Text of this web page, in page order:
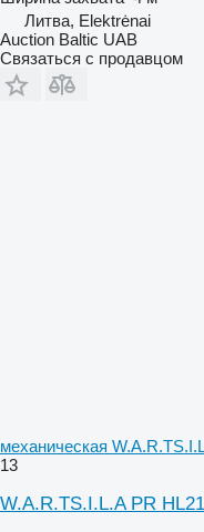
Литва, Elektrėnai
Auction Baltic UAB
Связаться с продавцом
механическая
13
W.A.R.TS.I.L.A PR